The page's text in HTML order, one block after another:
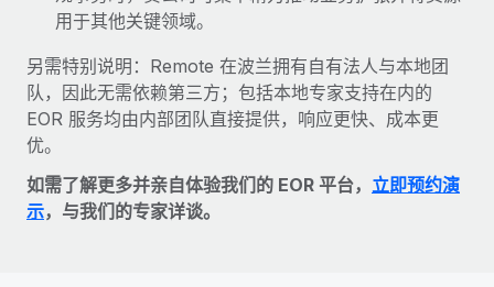
用于其他关键领域。
另需特别说明：Remote 在波兰拥有自有法人与本地团
队，因此无需依赖第三方；包括本地专家支持在内的
EOR 服务均由内部团队直接提供，响应更快、成本更
优。
如需了解更多并亲自体验我们的 EOR 平台， 立即预约演
示，与我们的专家详谈。